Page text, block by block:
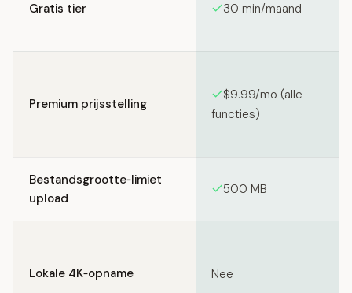
Gratis tier 30 min/maand
Premium prijsstelling
$9.99/mo (alle
functies)
Bestandsgrootte‑limiet
upload
500 MB
Lokale 4K‑opname Nee